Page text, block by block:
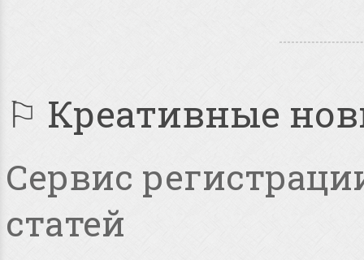
⚐ Креативные
Сервис
статей